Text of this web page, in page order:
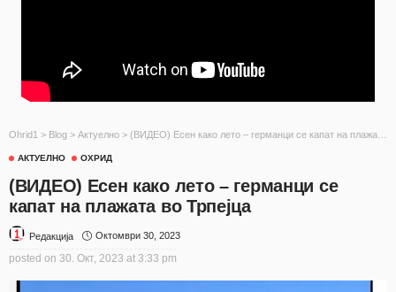
Ohrid1 > Blog > Актуелно > (ВИДЕО) Есен како лето – германци се капат на плажата во Трпејца
АКТУЕЛНО ОХРИД
(ВИДЕО) Есен како лето – германци се
капат на плажата во Трпејца
Редакција Октомври 30, 2023
posted on 30. Окт, 2023 at 3:33 pm